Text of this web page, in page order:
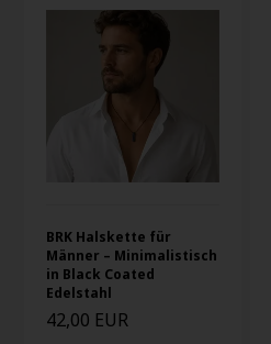
BRK Halskette für
Männer – Minimalistisch
in Black Coated
Edelstahl
42,00 EUR